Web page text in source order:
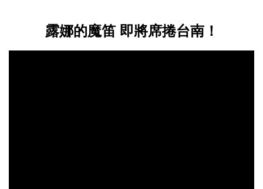
露娜的魔笛 即將席捲台南！